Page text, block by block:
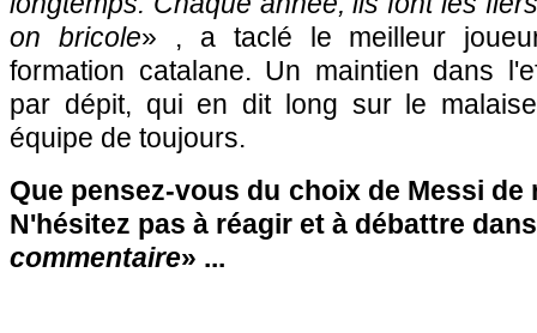
on bricole» , a taclé le meilleur
formation catalane. Un maintien dans
par dépit, qui en dit long sur le
équipe de toujours.
Que pensez-vous du choix de Messi
N'hésitez pas à réagir et à débattre
commentaire» ...